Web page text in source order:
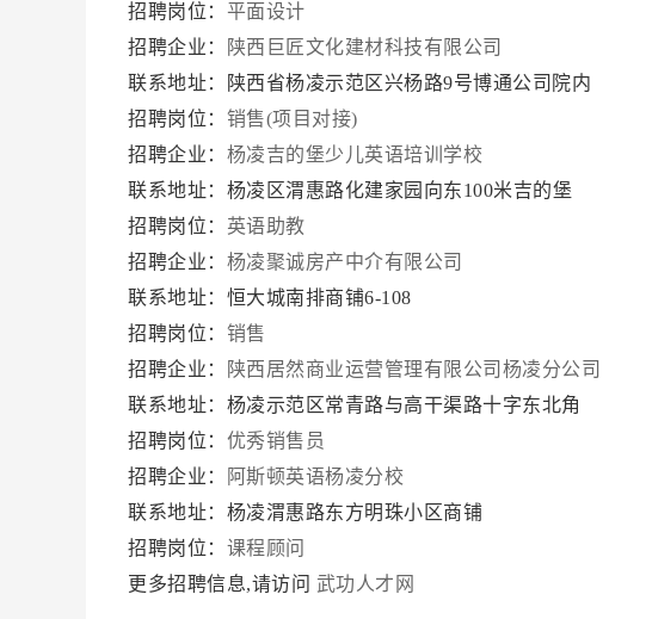
招聘岗位： 平面设计
招聘企业：
陕西巨匠文化建材科技有限公司
联系地址：陕西省杨凌示范区兴杨路9号博通公司院内
招聘岗位： 销售(项目对接)
招聘企业： 杨凌吉的堡少儿英语培训学校
联系地址：杨凌区渭惠路化建家园向东100米吉的堡
招聘岗位： 英语助教
招聘企业： 杨凌聚诚房产中介有限公司
联系地址：恒大城南排商铺6-108
招聘岗位： 销售
招聘企业：
陕西居然商业运营管理有限公司杨凌分公司
联系地址：杨凌示范区常青路与高干渠路十字东北角
招聘岗位： 优秀销售员
招聘企业：
阿斯顿英语杨凌分校
联系地址：杨凌渭惠路东方明珠小区商铺
招聘岗位： 课程顾问
更多招聘信息,请访问 武功人才网